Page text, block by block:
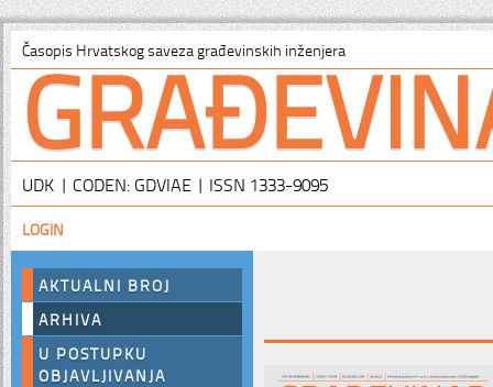
Časopis Hrvatskog saveza građevinskih inženjera
UDK | CODEN: GDVIAE | ISSN 1333-9095
LOGIN
AKTUALNI BROJ
ARHIVA
U POSTUPKU
OBJAVLJIVANJA